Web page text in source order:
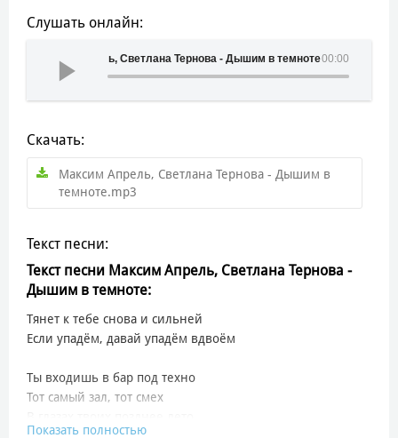
Слушать онлайн:
00:00
Максим Апрель, Светлана Тернова - Дышим в темноте
Скачать:
Максим Апрель, Светлана Тернова - Дышим в
темноте.mp3
Текст песни:
Текст песни Максим Апрель, Светлана Тернова -
Дышим в темноте:
Тянет к тебе снова и сильней
Если упадём, давай упадём вдвоём
Ты входишь в бар под техно
Тот самый зал, тот смех
Показать полностью